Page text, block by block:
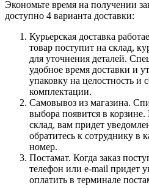
Экономьте время на получении
доступно 4 варианта доставки:
Курьерская доставка
товар поступит на склад,
для уточнения деталей.
удобное время доставки и
упаковку на целостность и
комплектации.
Самовывоз из магазина.
выбора появится в корзине.
склад, вам придет
обратитесь к сотруднику в
номер.
Постамат. Когда заказ
телефон или e-mail придет
оплатить в терминале